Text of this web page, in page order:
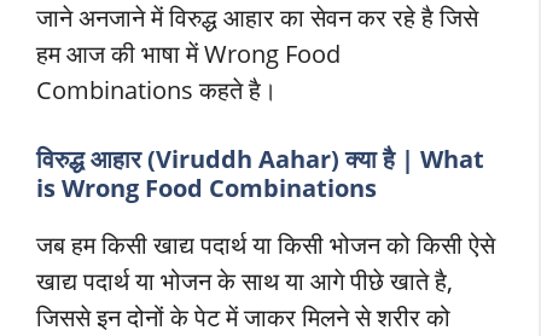
जाने अनजाने में विरुद्ध आहार का सेवन कर रहे है जिसे
हम आज की भाषा में Wrong Food
Combinations कहते है।
विरुद्ध आहार (Viruddh Aahar) क्या है | What
is Wrong Food Combinations
जब हम किसी खाद्य पदार्थ या किसी भोजन को किसी ऐसे
खाद्य पदार्थ या भोजन के साथ या आगे पीछे खाते है,
जिससे इन दोनों के पेट में जाकर मिलने से शरीर को